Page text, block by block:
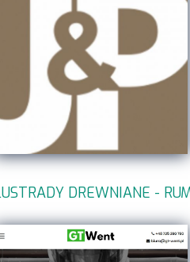
DREWNIANE -